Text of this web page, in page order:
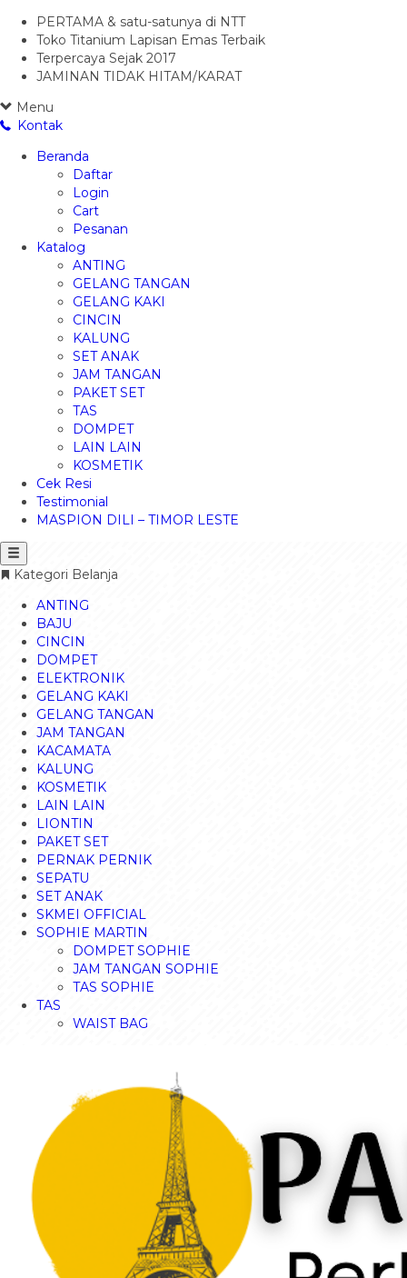
PERTAMA & satu-satunya di NTT
Toko Titanium Lapisan Emas Terbaik
Terpercaya Sejak 2017
JAMINAN TIDAK HITAM/KARAT
Menu
Kontak
Beranda
Daftar
Login
Cart
Pesanan
Katalog
ANTING
GELANG TANGAN
GELANG KAKI
CINCIN
KALUNG
SET ANAK
JAM TANGAN
PAKET SET
TAS
DOMPET
LAIN LAIN
KOSMETIK
Cek Resi
Testimonial
MASPION DILI – TIMOR LESTE
Kategori Belanja
ANTING
BAJU
CINCIN
DOMPET
ELEKTRONIK
GELANG KAKI
GELANG TANGAN
JAM TANGAN
KACAMATA
KALUNG
KOSMETIK
LAIN LAIN
LIONTIN
PAKET SET
PERNAK PERNIK
SEPATU
SET ANAK
SKMEI OFFICIAL
SOPHIE MARTIN
DOMPET SOPHIE
JAM TANGAN SOPHIE
TAS SOPHIE
TAS
WAIST BAG